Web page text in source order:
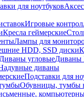
для ноутбуков
Игровые
Кресла геймерские
Лампы для
HDD, SSD диски
Диваны угловыеДиваны
диваны
Подставки для
Обувницы, тумбы